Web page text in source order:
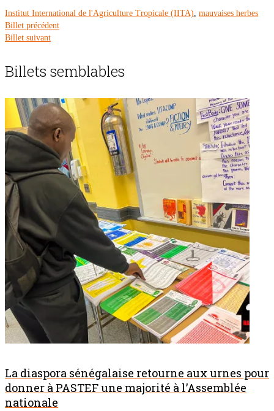
Institut International de l'Agriculture Tropicale (IITA), mauvaises herbes
Billet précédent
Billet suivant
Billets semblables
La diaspora sénégalaise retourne aux urnes pour
donner à PASTEF une majorité à l’Assemblée
nationale